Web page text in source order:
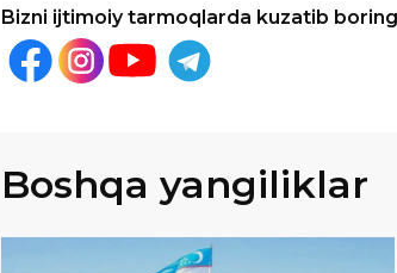
Bizni ijtimoiy tarmoqlarda kuzatib boring
Boshqa yangiliklar